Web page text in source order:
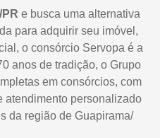
e busca uma alternativa
para adquirir seu imóvel,
o consórcio Servopa é a
anos de tradição, o Grupo
em consórcios, com
atendimento personalizado
da região de Guapirama/